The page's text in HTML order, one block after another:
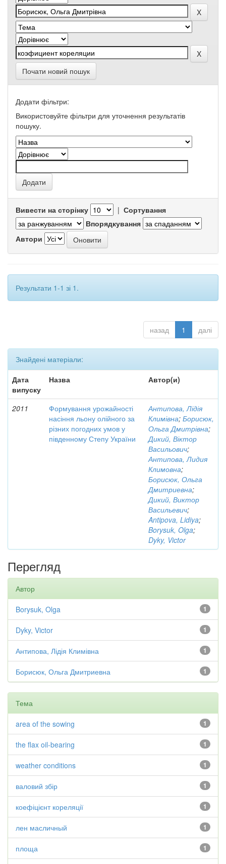
Почати новий пошук
Додати фільтри:
Використовуйте фільтри для уточнення результатів
пошуку.
Вивести на сторінку | Сортування
Впорядкування
Автори
Результати 1-1 зі 1.
назад 1 далі
Знайдені матеріали:
Дата
випуску
Назва Автор(и)
2011
Формування урожайності
насіння льону олійного за
різних погодних умов у
південному Степу України
Антипова, Лідія
Климівна; Борисюк,
Ольга Дмитрівна;
Дикий, Віктор
Васильович;
Антипова, Лидия
Климовна;
Борисюк, Ольга
Дмитриевна;
Дикий, Виктор
Васильевич;
Antipova, Lidiya;
Borysuk, Olga;
Dyky, Victor
Перегляд
Автор
1
Borysuk, Olga
1
Dyky, Victor
1
Антипова, Лідія Климівна
1
Борисюк, Ольга Дмитриевна
Тема
1
area of the sowing
1
the flax oil-bearing
1
weather conditions
1
валовий збір
1
коефіцієнт кореляції
1
лен масличный
1
площа